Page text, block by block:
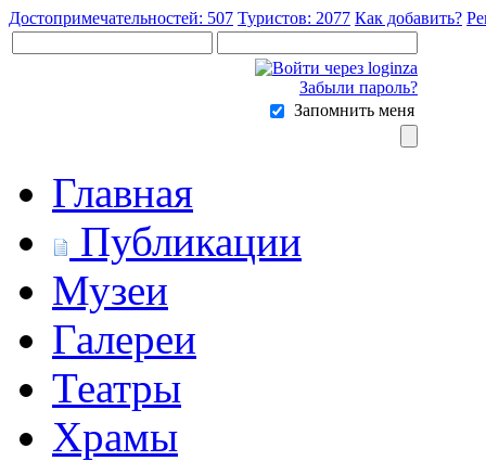
Достопримечательностей: 507 Туристов: 2077 Как добавить?
Забыли пароль?
Запомнить меня
Главная
Публикации
Музеи
Галереи
Театры
Храмы